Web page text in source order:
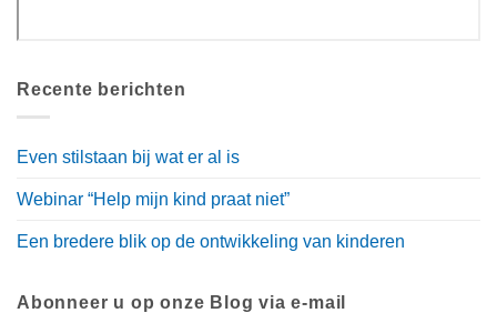
Recente berichten
Even stilstaan bij wat er al is
Webinar “Help mijn kind praat niet”
Een bredere blik op de ontwikkeling van kinderen
Abonneer u op onze Blog via e-mail